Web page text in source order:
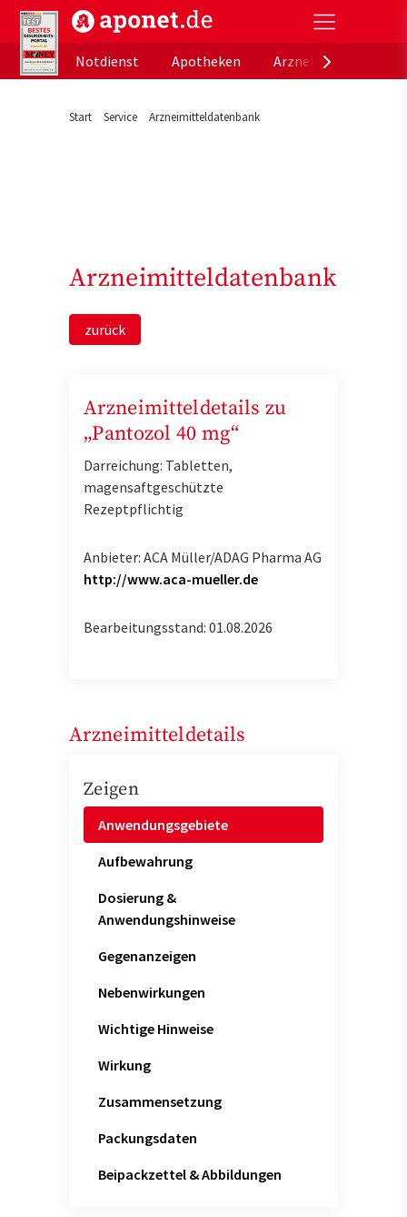
aponet.de - Das offizielle Gesundheitsportal der
Notdienst
Apotheken
Start Service Arzneimitteldatenbank
Arzneimitteldatenbank
zurück
Arzneimitteldetails zu
„Pantozol 40 mg“
Darreichung: Tabletten,
magensaftgeschützte
Rezeptpflichtig
Anbieter: ACA Müller/ADAG Pharma AG
http://www.aca-mueller.de
Bearbeitungsstand: 01.08.2026
Arzneimitteldetails
Zeigen
Anwendungsgebiete
Aufbewahrung
Dosierung &
Anwendungshinweise
Gegenanzeigen
Nebenwirkungen
Wichtige Hinweise
Wirkung
Zusammensetzung
Packungsdaten
Beipackzettel & Abbildungen